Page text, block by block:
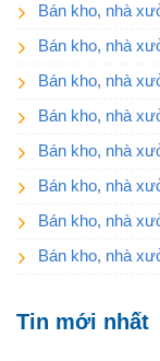
Bán kho, nhà
Bán kho, nhà
Bán kho, nhà
Bán kho, nhà
Bán kho, nhà
Bán kho, nhà
Bán kho, nhà
Bán kho, nhà
Tin mới nhất